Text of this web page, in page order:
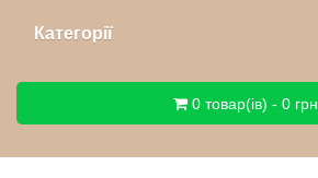
Категорії
0 товар(ів) - 0 грн